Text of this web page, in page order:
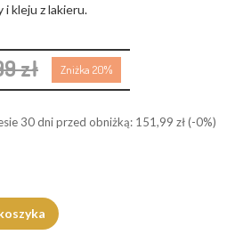
i kleju z lakieru.
zł Zniżka 20%
30 dni przed obniżką: 151,99 zł(-0%)